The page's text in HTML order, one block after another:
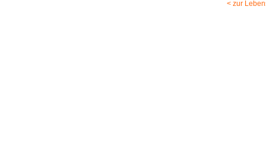
< zur